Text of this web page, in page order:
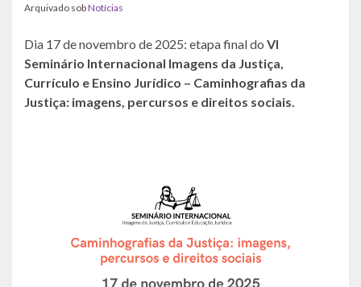
Arquivado sobNotícias
Dia 17 de novembro de 2025: etapa final do VI
Seminário Internacional Imagens da Justiça,
Currículo e Ensino Jurídico – Caminhografias da
Justiça: imagens, percursos e direitos sociais.